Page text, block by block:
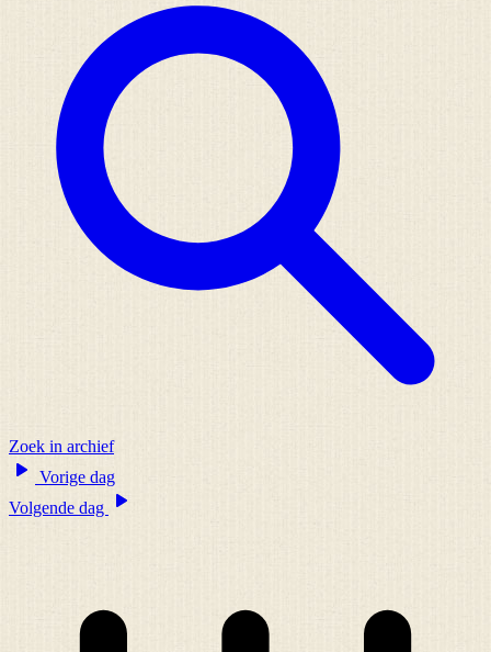
Zoek in archief
Vorige dag
Volgende dag